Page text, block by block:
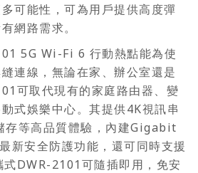
可能性，可為用戶提供高度彈
網路需求。
5G Wi-Fi 6 行動熱點能為使
連線，無論在家、辦公室還是
可取代現有的家庭路由器、變
式娛樂中心。其提供4K視訊串
存等高品質體驗，內建Gigabit
新安全防護功能，還可同時支援
DWR-2101可隨插即用，免安